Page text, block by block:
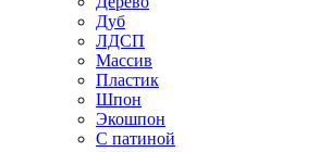
Дуб
ЛДСП
Массив
Пластик
Шпон
Экошпон
С патиной